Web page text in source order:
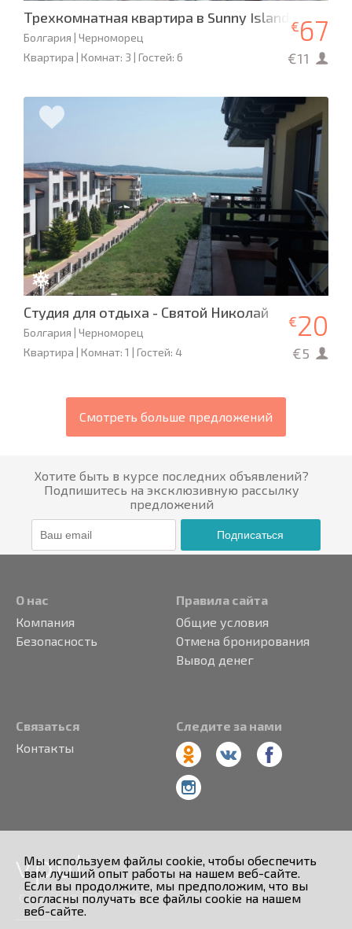
Трехкомнатная квартира в Sunny Island
Болгария | Черноморец
Квартира | Комнат: 3 | Гостей: 6
€67
€11
Студия для отдыха - Святой Николай
Болгария | Черноморец
Квартира | Комнат: 1 | Гостей: 4
€20
€5
Смотреть больше предложений
Мы используем файлы cookie, чтобы обеспечить
вам лучший опыт работы на нашем веб-сайте.
Если вы продолжите, мы предположим, что вы
согласны получать все файлы cookie на нашем
веб-сайте.
Хотите быть в курсе последних объявлений?
Подпишитесь на эксклюзивную рассылку
предложений
Подписаться
О нас
Компания
Безопасность
Правила сайта
Общие условия
Отмена бронирования
Вывод денег
Связаться
Контакты
Следите за нами
Copyright © 2013 - 2026